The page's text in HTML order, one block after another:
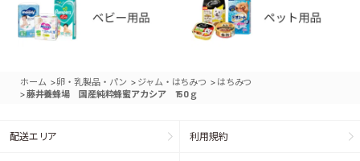
ホーム >卵・乳製品・パン > ジャム・はちみつ > はちみつ
>藤井養蜂場 国産純粋蜂蜜アカシア 150ｇ
配送エリア 利用規約